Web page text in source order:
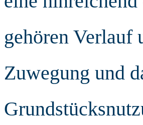
gehören Verlauf
Zuwegung und